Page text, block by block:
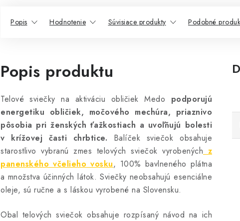
Popis Hodnotenie Súvisiace produkty Podobné
Popis produktu
Telové sviečky na aktiváciu obličiek Medo podporujú
energetiku obličiek, močového mechúra, priaznivo
pôsobia pri ženských ťažkostiach a uvoľňujú bolesti
v krížovej časti chrbtice. Balíček sviečok obsahuje
starostlivo vybranú zmes telových sviečok vyrobených z
panenského včelieho vosku, 100% bavlneného plátna
a množstva účinných látok. Sviečky neobsahujú esenciálne
oleje, sú ručne a s láskou vyrobené na Slovensku.
Obal telových sviečok obsahuje rozpísaný návod na ich